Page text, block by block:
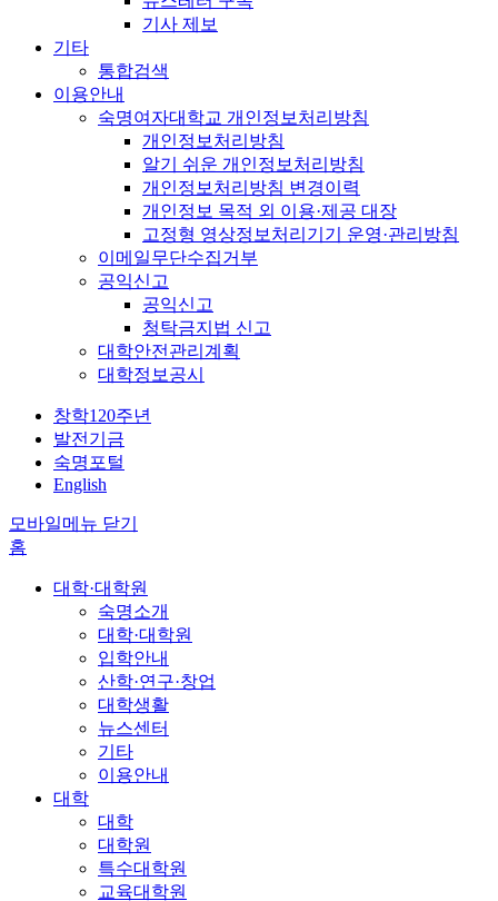
기사 제보
기타
통합검색
이용안내
숙명여자대학교 개인정보처리방침
개인정보처리방침
알기 쉬운 개인정보처리방침
개인정보처리방침 변경이력
개인정보 목적 외 이용·제공 대장
고정형 영상정보처리기기 운영·관리방침
이메일무단수집거부
공익신고
공익신고
청탁금지법 신고
대학안전관리계획
대학정보공시
창학120주년
발전기금
숙명포털
English
모바일메뉴 닫기
홈
대학·대학원
숙명소개
대학·대학원
입학안내
산학·연구·창업
대학생활
뉴스센터
기타
이용안내
대학
대학
대학원
특수대학원
교육대학원